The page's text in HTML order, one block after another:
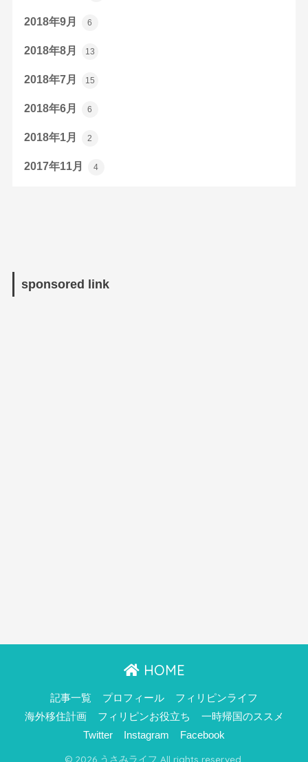
2018年9月 6
2018年8月 13
2018年7月 15
2018年6月 6
2018年1月 2
2017年11月 4
sponsored link
HOME
記事一覧 プロフィール
フィリピンライフ
海外移住計画
フィリピンお役立ち
一時帰国のススメ
Twitter
Instagram Facebook
© 2026 うさみライフ All rights reserved.